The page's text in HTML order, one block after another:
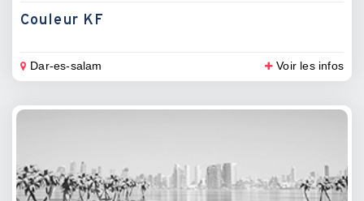
Couleur KF
Dar-es-salam Voir les infos